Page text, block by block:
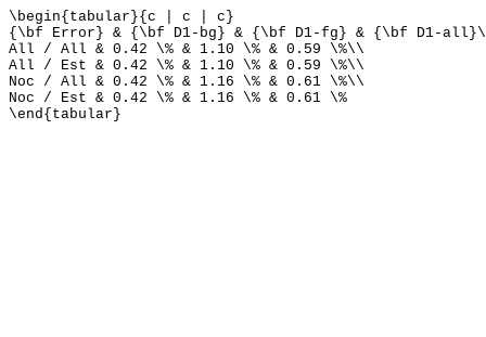
\begin{tabular}{c | c | c}
{\bf Error} & {\bf D1-bg} & {\bf D1-fg} & {\bf D1-
All / All & 0.42 \% & 1.10 \% & 0.59 \%\\
All / Est & 0.42 \% & 1.10 \% & 0.59 \%\\
Noc / All & 0.42 \% & 1.16 \% & 0.61 \%\\
Noc / Est & 0.42 \% & 1.16 \% & 0.61 \%
\end{tabular}